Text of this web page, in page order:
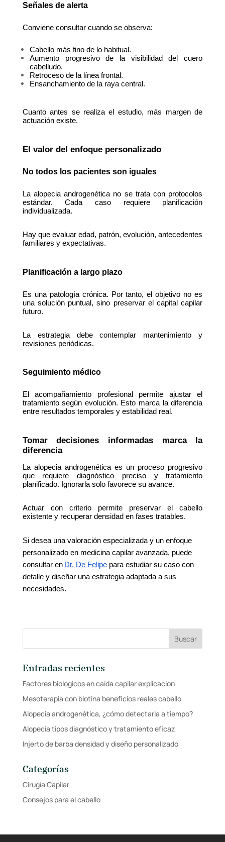
Señales de alerta
Conviene consultar cuando se observa:
Cabello más fino de lo habitual.
Aumento progresivo de la visibilidad del cuero
cabelludo.
Retroceso de la línea frontal.
Ensanchamiento de la raya central.
Cuanto antes se realiza el estudio, más margen de
actuación existe.
El valor del enfoque personalizado
No todos los pacientes son iguales
La alopecia androgenética no se trata con protocolos
estándar. Cada caso requiere planificación
individualizada.
Hay que evaluar edad, patrón, evolución, antecedentes
familiares y expectativas.
Planificación a largo plazo
Es una patología crónica. Por tanto, el objetivo no es
una solución puntual, sino preservar el capital capilar
futuro.
La estrategia debe contemplar mantenimiento y
revisiones periódicas.
Seguimiento médico
El acompañamiento profesional permite ajustar el
tratamiento según evolución. Esto marca la diferencia
entre resultados temporales y estabilidad real.
Tomar decisiones informadas marca la
diferencia
La alopecia androgenética es un proceso progresivo
que requiere diagnóstico preciso y tratamiento
planificado. Ignorarla solo favorece su avance.
Actuar con criterio permite preservar el cabello
existente y recuperar densidad en fases tratables.
Si desea una valoración especializada y un enfoque
personalizado en medicina capilar avanzada, puede
consultar en Dr. De Felipe para estudiar su caso con
detalle y diseñar una estrategia adaptada a sus
necesidades.
Entradas recientes
Factores biológicos en caída capilar explicación
Mesoterapia con biotina beneficios reales cabello
Alopecia androgenética, ¿cómo detectarla a tiempo?
Alopecia tipos diagnóstico y tratamiento eficaz
Injerto de barba densidad y diseño personalizado
Categorías
Cirugía Capilar
Consejos para el cabello